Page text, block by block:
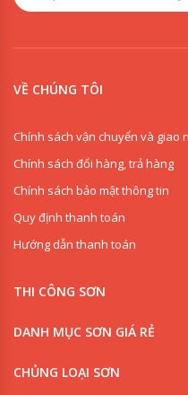
VỀ CHÚNG TÔI
Chính sách vận chuyển và giao
Chính sách đổi hàng, trả hàng
Chính sách bảo mật thông tin
Quy định thanh toán
Hướng dẫn thanh toán
THI CÔNG SƠN
DANH MỤC SƠN GIÁ RẺ
CHỦNG LOẠI SƠN
0909853125